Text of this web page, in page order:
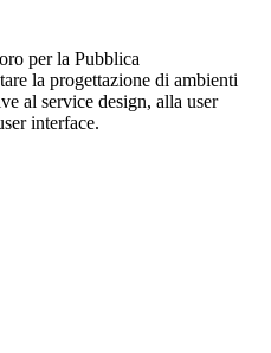
per la Pubblica
la progettazione di ambienti
al service design, alla user
interface.